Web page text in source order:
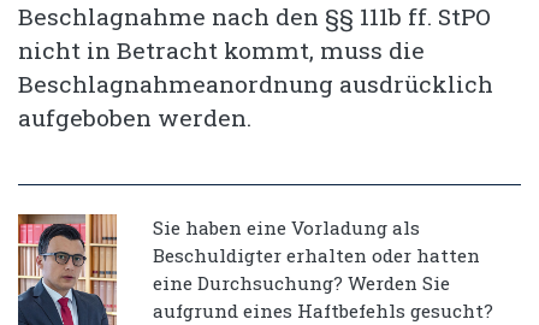
Beschlagnahme nach den §§ 111b ff. StPO
nicht in Betracht kommt, muss die
Beschlagnahmeanordnung ausdrücklich
aufgeboben werden.
Sie haben eine Vorladung als
Beschuldigter erhalten oder hatten
eine Durchsuchung? Werden Sie
aufgrund eines Haftbefehls gesucht?